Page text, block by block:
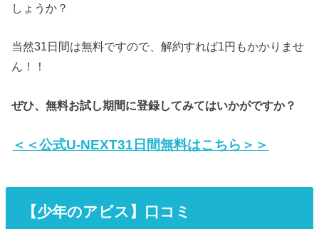
しょうか？
当然31日間は無料ですので、解約すれば1円もかかりませ
ん！！
ぜひ、無料お試し期間に登録してみてはいかがですか？
＜＜公式U-NEXT31日間無料はこちら＞＞
【少年のアビス】口コミ